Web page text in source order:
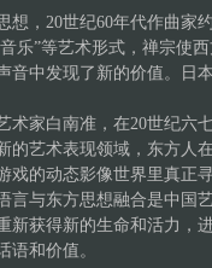
，20世纪60年代作曲家
乐”等艺术形式，禅宗使
音中发现了新的价值。日
家白南准，在20世纪六
的艺术表现领域，东方人
戏的动态影像世界里真正
言与东方思想融合是中国
新获得新的生命和活力，
和价值。